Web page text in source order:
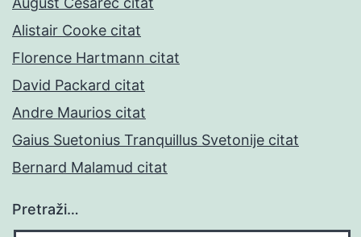
Alistair Cooke citat
Florence Hartmann citat
David Packard citat
Andre Maurios citat
Gaius Suetonius Tranquillus Svetonije citat
Bernard Malamud citat
Pretraži…